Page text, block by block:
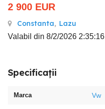
2 900 EUR
Constanta, Lazu
Valabil din 8/2/2026
Specificații
Marca Vw